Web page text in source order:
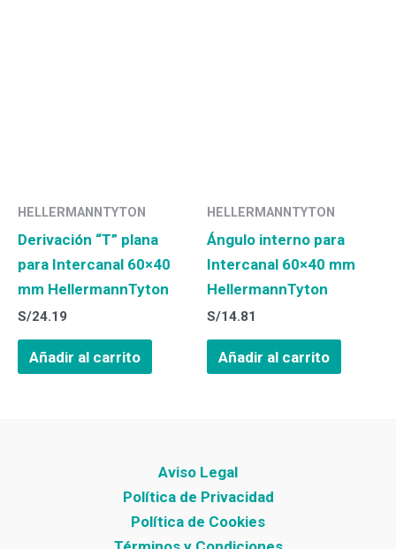
HELLERMANNTYTON
Derivación “T” plana
para Intercanal 60×40
mm HellermannTyton
S/24.19
Añadir al carrito
HELLERMANNTYTON
Ángulo interno para
Intercanal 60×40 mm
HellermannTyton
S/14.81
Añadir al carrito
Aviso Legal
Política de Privacidad
Política de Cookies